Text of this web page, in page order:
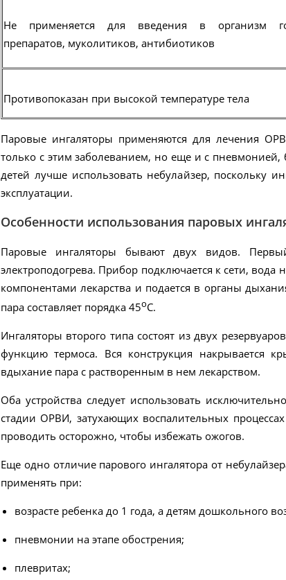
Не применяется для введения в организм
препаратов, муколитиков, антибиотиков
Противопоказан при высокой температуре тела
Паровые ингаляторы применяются для лечения
только с этим заболеванием, но еще и с пневмонией,
детей лучше использовать небулайзер, поскольку
эксплуатации.
Особенности использования паровых
Паровые ингаляторы бывают двух видов.
электроподогрева. Прибор подключается к сети, вода
компонентами лекарства и подается в органы
пара составляет порядка 45оС.
Ингаляторы второго типа состоят из двух
функцию термоса. Вся конструкция накрывается
вдыхание пара с растворенным в нем лекарством.
Оба устройства следует использовать
стадии ОРВИ, затухающих воспалительных
проводить осторожно, чтобы избежать ожогов.
Еще одно отличие парового ингалятора от
применять при:
возрасте ребенка до 1 года, а детям дошкольного
пневмонии на этапе обострения;
плевритах;